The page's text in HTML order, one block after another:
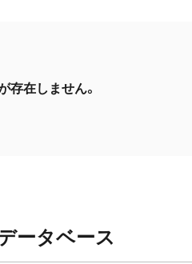
存在しません。
ータベース